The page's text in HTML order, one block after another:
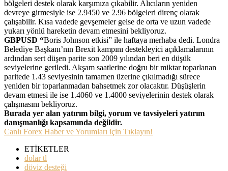
bölgeleri destek olarak karşımıza çıkabilir. Alıcıların yeniden
devreye girmesiyle ise 2.9450 ve 2.96 bölgeleri direnç olarak
çalışabilir. Kısa vadede gevşemeler gelse de orta ve uzun vadede
yukarı yönlü hareketin devam etmesini bekliyoruz.
GBPUSD “Boris Johnson etkisi” ile haftaya merhaba dedi. Londra
Belediye Başkanı’nın Brexit kampını destekleyici açıklamalarının
ardından sert düşen parite son 2009 yılından beri en düşük
seviyelerine geriledi. Akşam saatlerine doğru bir miktar toparlanan
paritede 1.43 seviyesinin tamamen üzerine çıkılmadığı sürece
yeniden bir toparlanmadan bahsetmek zor olacaktır. Düşüşlerin
devam etmesi ile ise 1.4060 ve 1.4000 seviyelerinin destek olarak
çalışmasını bekliyoruz.
Burada yer alan yatırım bilgi, yorum ve tavsiyeleri yatırım
danışmanlığı kapsamında değildir.
Canlı Forex Haber ve Yorumları için Tıklayın!
ETİKETLER
dolar tl
döviz desteği